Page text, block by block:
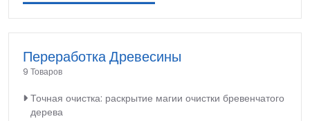
Переработка Древесины
9 Товаров
Точная очистка: раскрытие магии очистки бревенчатого
дерева